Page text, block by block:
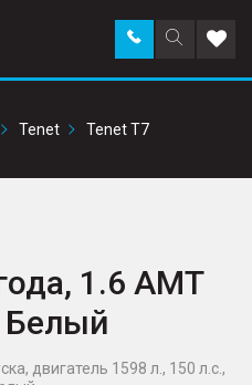
Поиск
по
Заказать
звонок в
Tenet Tenet T7
1.6 AMT
Белый
двигатель 1598 л., 150 л.с.,